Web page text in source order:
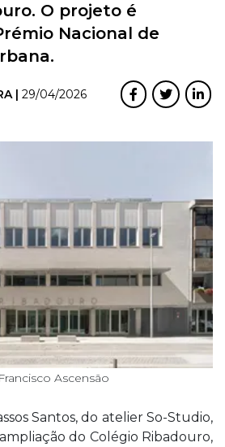
O projeto é
Nacional de
| 29/04/2026
Ascensão
Santos, do atelier So-Studio,
do Colégio Ribadouro,